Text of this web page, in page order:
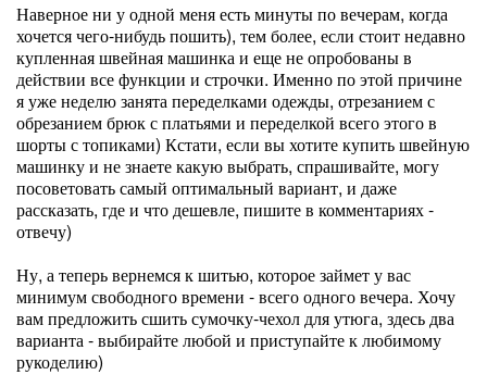
Наверное ни у одной меня есть минуты по вечерам, когда
хочется чего-нибудь пошить), тем более, если стоит недавно
купленная швейная машинка и еще не опробованы в
действии все функции и строчки. Именно по этой причине
я уже неделю занята переделками одежды, отрезанием с
обрезанием брюк с платьями и переделкой всего этого в
шорты с топиками) Кстати, если вы хотите купить швейную
машинку и не знаете какую выбрать, спрашивайте, могу
посоветовать самый оптимальный вариант, и даже
рассказать, где и что дешевле, пишите в комментариях -
отвечу)
Ну, а теперь вернемся к шитью, которое займет у вас
минимум свободного времени - всего одного вечера. Хочу
вам предложить сшить сумочку-чехол для утюга, здесь два
варианта - выбирайте любой и приступайте к любимому
рукоделию)